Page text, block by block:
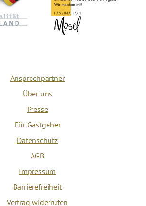
Ansprechpartner
Über uns
Presse
Für Gastgeber
Datenschutz
AGB
Impressum
Barrierefreiheit
Vertrag widerrufen